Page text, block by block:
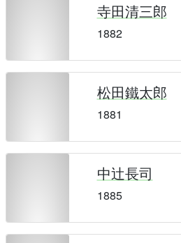
寺田清三郎
1882
松田鐵太郎
1881
中辻長司
1885